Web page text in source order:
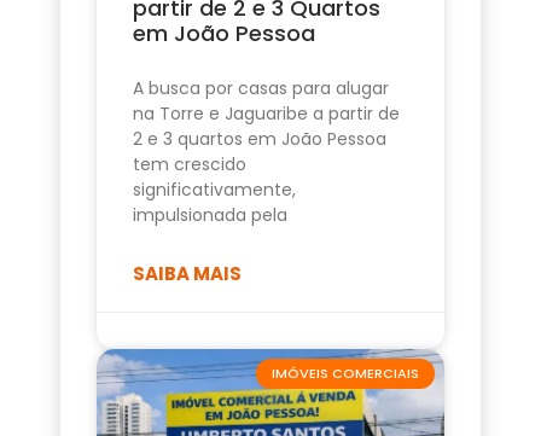
partir de 2 e 3 Quartos
em João Pessoa
A busca por casas para alugar
na Torre e Jaguaribe a partir de
2 e 3 quartos em João Pessoa
tem crescido
significativamente,
impulsionada pela
SAIBA MAIS
IMÓVEIS COMERCIAIS